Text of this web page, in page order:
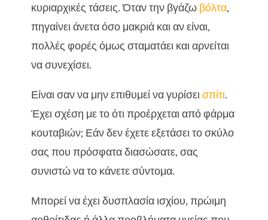
κυριαρχικές τάσεις. Όταν την βγάζω βόλτα,
πηγαίνει άνετα όσο μακριά και αν είναι,
πολλές φορές όμως σταματάει και αρνείται
να συνεχίσει.
Είναι σαν να μην επιθυμεί να γυρίσεισπίτι.
Έχει σχέση με το ότι προέρχεται από φάρμα
κουταβιών; Εάν δεν έχετε εξετάσει το σκύλο
σας που πρόσφατα διασώσατε, σας
συνιστώ να το κάνετε σύντομα.
Μπορεί να έχει δυσπλασία ισχίου, πρώιμη